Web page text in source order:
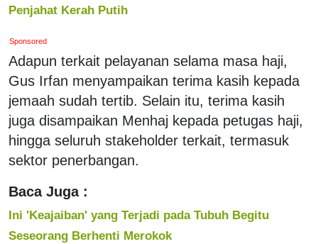
Penjahat Kerah Putih
Sponsored
Adapun terkait pelayanan selama masa haji,
Gus Irfan menyampaikan terima kasih kepada
jemaah sudah tertib. Selain itu, terima kasih
juga disampaikan Menhaj kepada petugas haji,
hingga seluruh stakeholder terkait, termasuk
sektor penerbangan.
Baca Juga :
Ini 'Keajaiban' yang Terjadi pada Tubuh Begitu
Seseorang Berhenti Merokok